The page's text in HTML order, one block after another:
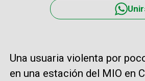
Una usuaria violenta por
en una estación del MIO en